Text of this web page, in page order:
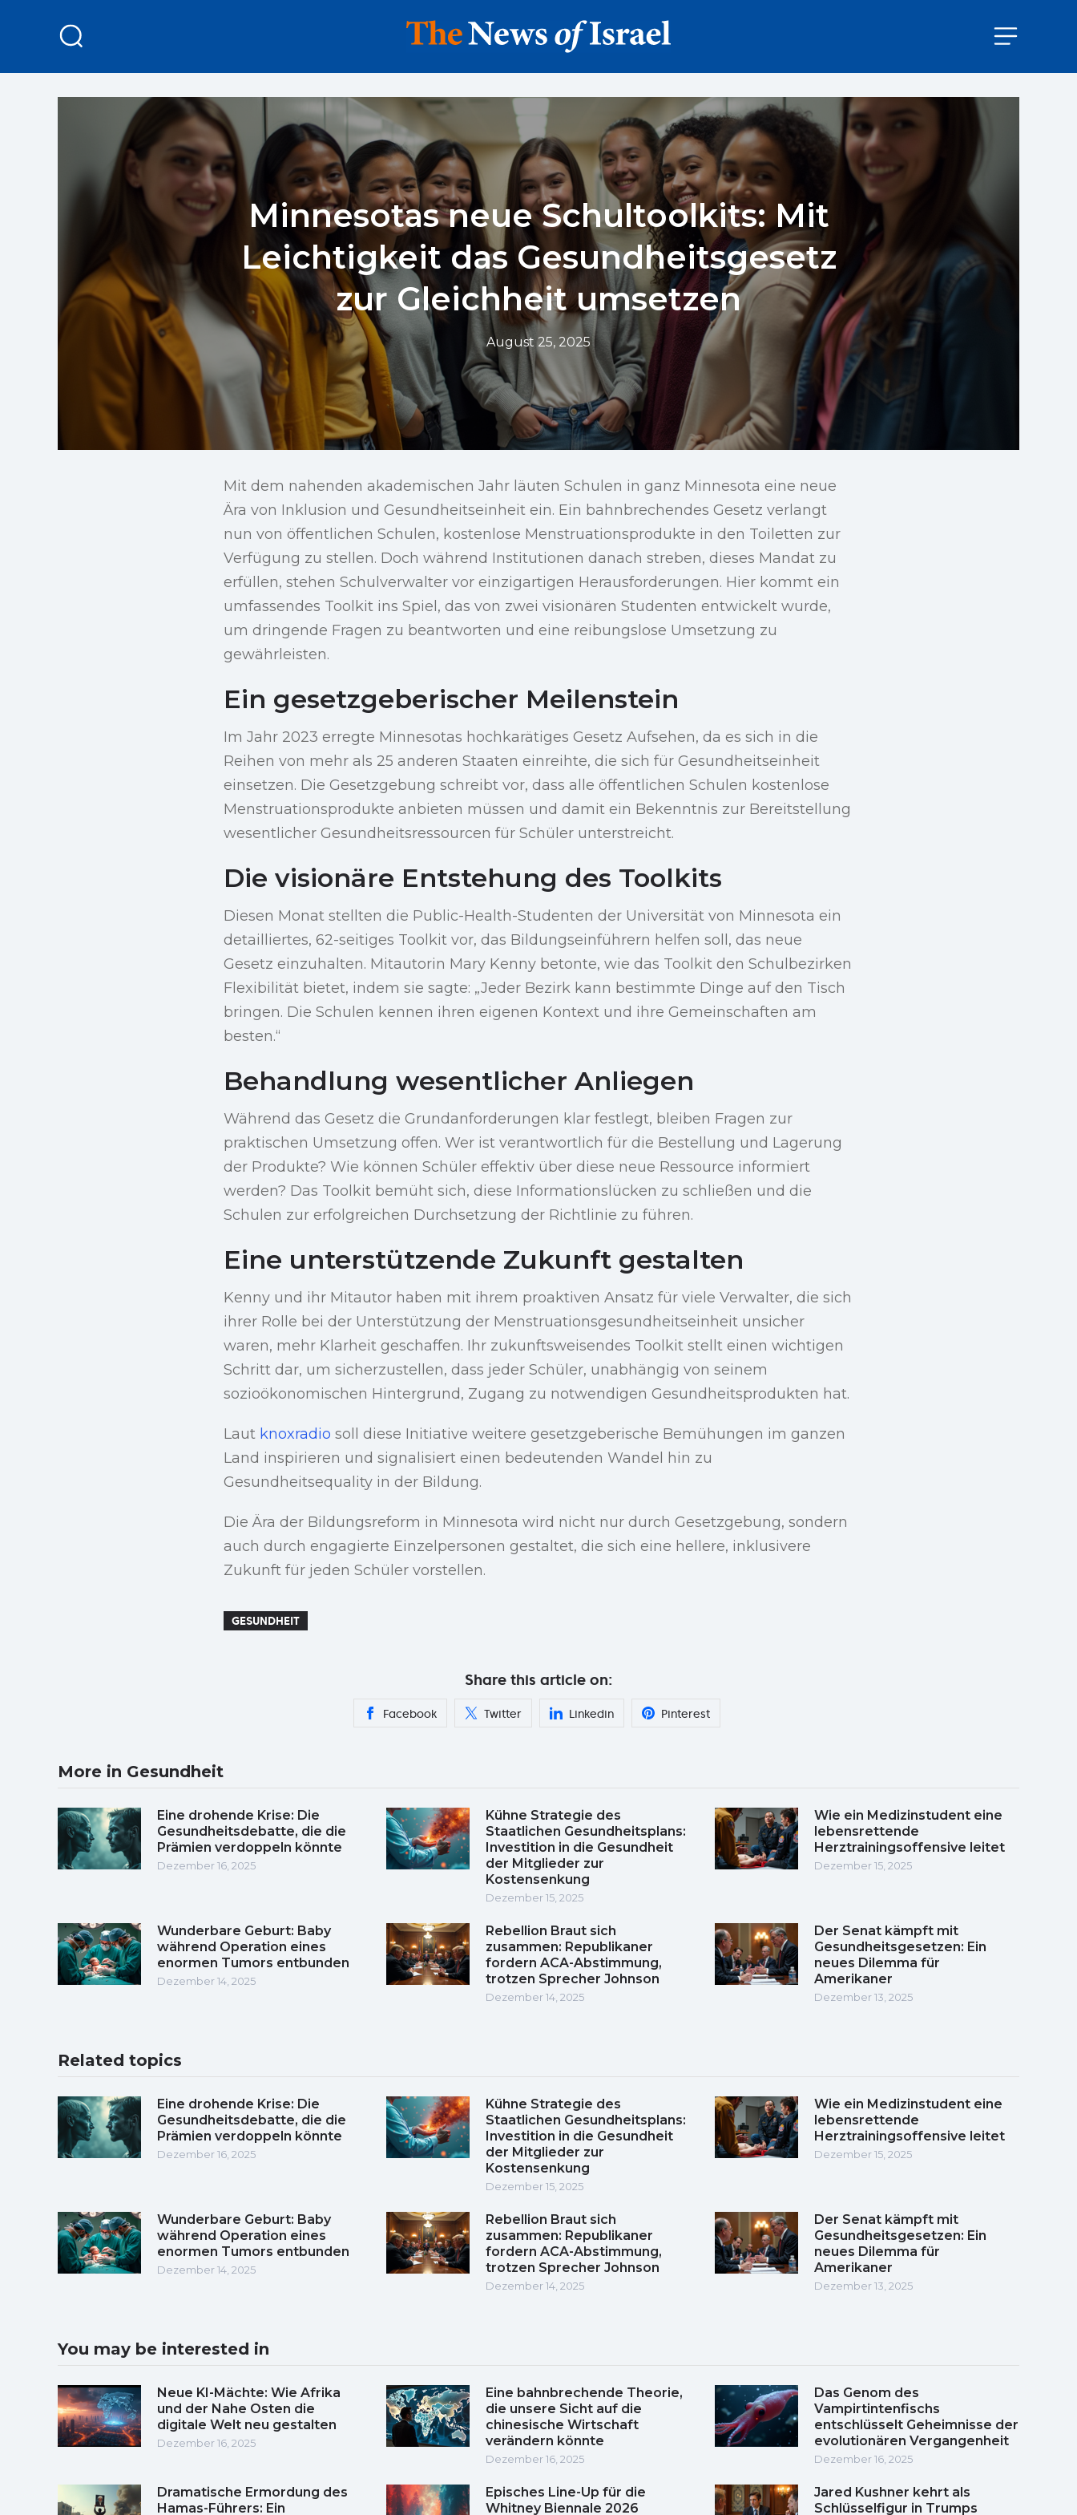
Minnesotas neue Schultoolkits: Mit
Leichtigkeit das Gesundheitsgesetz
zur Gleichheit umsetzen
August 25, 2025
Mit dem nahenden akademischen Jahr läuten Schulen in ganz Minnesota eine neue
Ära von Inklusion und Gesundheitseinheit ein. Ein bahnbrechendes Gesetz verlangt
nun von öffentlichen Schulen, kostenlose Menstruationsprodukte in den Toiletten zur
Verfügung zu stellen. Doch während Institutionen danach streben, dieses Mandat zu
erfüllen, stehen Schulverwalter vor einzigartigen Herausforderungen. Hier kommt ein
umfassendes Toolkit ins Spiel, das von zwei visionären Studenten entwickelt wurde,
um dringende Fragen zu beantworten und eine reibungslose Umsetzung zu
gewährleisten.
Ein gesetzgeberischer Meilenstein
Im Jahr 2023 erregte Minnesotas hochkarätiges Gesetz Aufsehen, da es sich in die
Reihen von mehr als 25 anderen Staaten einreihte, die sich für Gesundheitseinheit
einsetzen. Die Gesetzgebung schreibt vor, dass alle öffentlichen Schulen kostenlose
Menstruationsprodukte anbieten müssen und damit ein Bekenntnis zur Bereitstellung
wesentlicher Gesundheitsressourcen für Schüler unterstreicht.
Die visionäre Entstehung des Toolkits
Diesen Monat stellten die Public-Health-Studenten der Universität von Minnesota ein
detailliertes, 62-seitiges Toolkit vor, das Bildungseinführern helfen soll, das neue
Gesetz einzuhalten. Mitautorin Mary Kenny betonte, wie das Toolkit den Schulbezirken
Flexibilität bietet, indem sie sagte: „Jeder Bezirk kann bestimmte Dinge auf den Tisch
bringen. Die Schulen kennen ihren eigenen Kontext und ihre Gemeinschaften am
besten.“
Behandlung wesentlicher Anliegen
Während das Gesetz die Grundanforderungen klar festlegt, bleiben Fragen zur
praktischen Umsetzung offen. Wer ist verantwortlich für die Bestellung und Lagerung
der Produkte? Wie können Schüler effektiv über diese neue Ressource informiert
werden? Das Toolkit bemüht sich, diese Informationslücken zu schließen und die
Schulen zur erfolgreichen Durchsetzung der Richtlinie zu führen.
Eine unterstützende Zukunft gestalten
Kenny und ihr Mitautor haben mit ihrem proaktiven Ansatz für viele Verwalter, die sich
ihrer Rolle bei der Unterstützung der Menstruationsgesundheitseinheit unsicher
waren, mehr Klarheit geschaffen. Ihr zukunftsweisendes Toolkit stellt einen wichtigen
Schritt dar, um sicherzustellen, dass jeder Schüler, unabhängig von seinem
sozioökonomischen Hintergrund, Zugang zu notwendigen Gesundheitsprodukten hat.
Laut knoxradio soll diese Initiative weitere gesetzgeberische Bemühungen im ganzen
Land inspirieren und signalisiert einen bedeutenden Wandel hin zu
Gesundheitsequality in der Bildung.
Die Ära der Bildungsreform in Minnesota wird nicht nur durch Gesetzgebung, sondern
auch durch engagierte Einzelpersonen gestaltet, die sich eine hellere, inklusivere
Zukunft für jeden Schüler vorstellen.
GESUNDHEIT
Share this article on:
Facebook Twitter Linkedin Pinterest
More in Gesundheit
Eine drohende Krise: Die
Gesundheitsdebatte, die die
Prämien verdoppeln könnte
Dezember 16, 2025
Kühne Strategie des
Staatlichen Gesundheitsplans:
Investition in die Gesundheit
der Mitglieder zur
Kostensenkung
Dezember 15, 2025
Wie ein Medizinstudent eine
lebensrettende
Herztrainingsoffensive leitet
Dezember 15, 2025
Wunderbare Geburt: Baby
während Operation eines
enormen Tumors entbunden
Dezember 14, 2025
Rebellion Braut sich
zusammen: Republikaner
fordern ACA-Abstimmung,
trotzen Sprecher Johnson
Dezember 14, 2025
Der Senat kämpft mit
Gesundheitsgesetzen: Ein
neues Dilemma für
Amerikaner
Dezember 13, 2025
Related topics
Eine drohende Krise: Die
Gesundheitsdebatte, die die
Prämien verdoppeln könnte
Dezember 16, 2025
Kühne Strategie des
Staatlichen Gesundheitsplans:
Investition in die Gesundheit
der Mitglieder zur
Kostensenkung
Dezember 15, 2025
Wie ein Medizinstudent eine
lebensrettende
Herztrainingsoffensive leitet
Dezember 15, 2025
Wunderbare Geburt: Baby
während Operation eines
enormen Tumors entbunden
Dezember 14, 2025
Rebellion Braut sich
zusammen: Republikaner
fordern ACA-Abstimmung,
trotzen Sprecher Johnson
Dezember 14, 2025
Der Senat kämpft mit
Gesundheitsgesetzen: Ein
neues Dilemma für
Amerikaner
Dezember 13, 2025
You may be interested in
Neue KI-Mächte: Wie Afrika
und der Nahe Osten die
digitale Welt neu gestalten
Dezember 16, 2025
Eine bahnbrechende Theorie,
die unsere Sicht auf die
chinesische Wirtschaft
verändern könnte
Dezember 16, 2025
Das Genom des
Vampirtintenfischs
entschlüsselt Geheimnisse der
evolutionären Vergangenheit
Dezember 16, 2025
Dramatische Ermordung des
Hamas-Führers: Ein
Episches Line-Up für die
Whitney Biennale 2026
Jared Kushner kehrt als
Schlüsselfigur in Trumps